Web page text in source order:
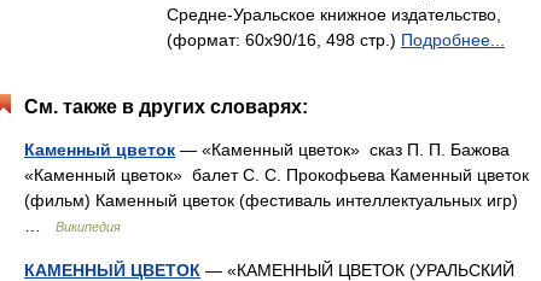
Средне-Уральское книжное издательство,
(формат: 60x90/16, 498 стр.) Подробнее...
См. также в других словарях:
Каменный цветок — «Каменный цветок» сказ П. П. Бажова
«Каменный цветок» балет С. С. Прокофьева Каменный цветок
(фильм) Каменный цветок (фестиваль интеллектуальных игр)
Википедия
КАМЕННЫЙ ЦВЕТОК — «КАМЕННЫЙ ЦВЕТОК (УРАЛЬСКИЙ